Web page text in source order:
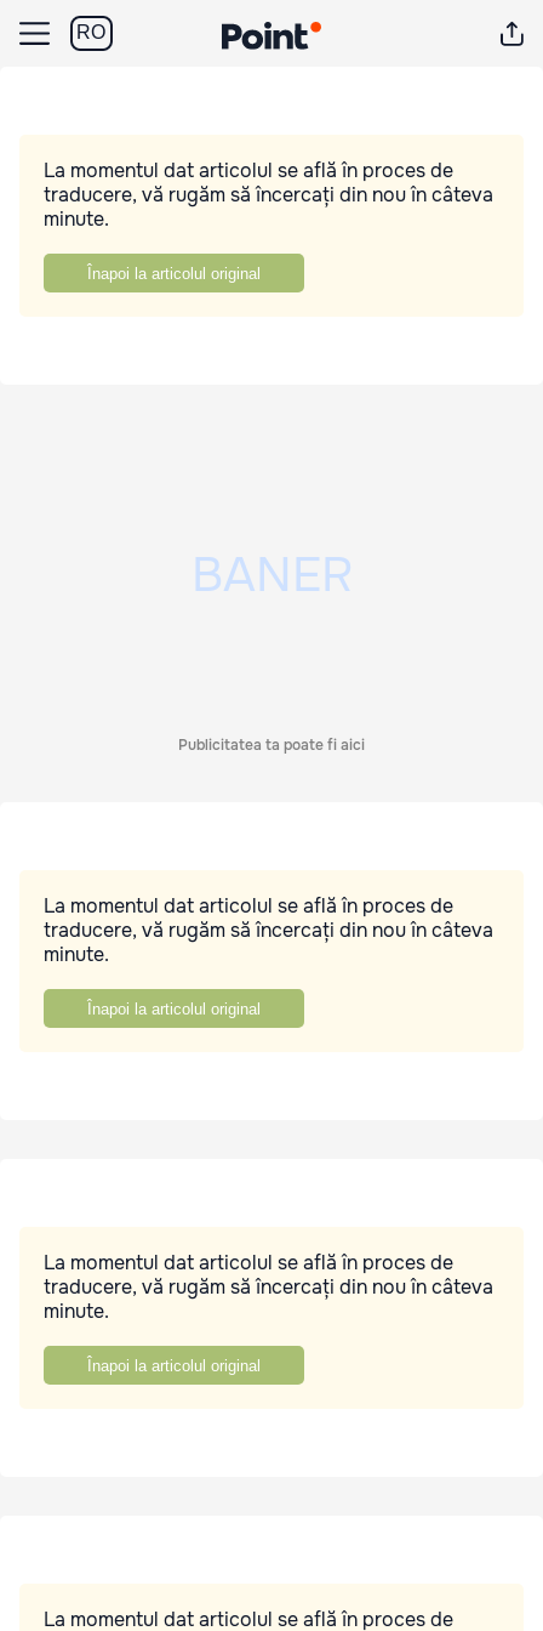
RO
La momentul dat articolul se află în proces de
traducere, vă rugăm să încercați din nou în câteva
minute.
Înapoi la articolul original
Publicitatea ta poate fi aici
La momentul dat articolul se află în proces de
traducere, vă rugăm să încercați din nou în câteva
minute.
Înapoi la articolul original
La momentul dat articolul se află în proces de
traducere, vă rugăm să încercați din nou în câteva
minute.
Înapoi la articolul original
La momentul dat articolul se află în proces de